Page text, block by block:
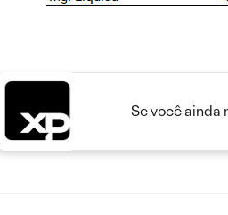
Se você ainda